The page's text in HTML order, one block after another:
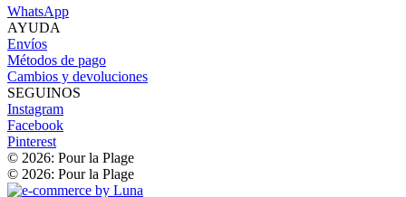
WhatsApp
AYUDA
Envíos
Métodos de pago
Cambios y devoluciones
SEGUINOS
Instagram
Facebook
Pinterest
© 2026: Pour la Plage
© 2026: Pour la Plage